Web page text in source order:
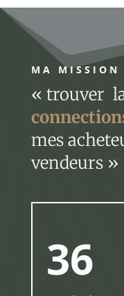
MA MISSION
« trouver
mes
vendeurs »
36